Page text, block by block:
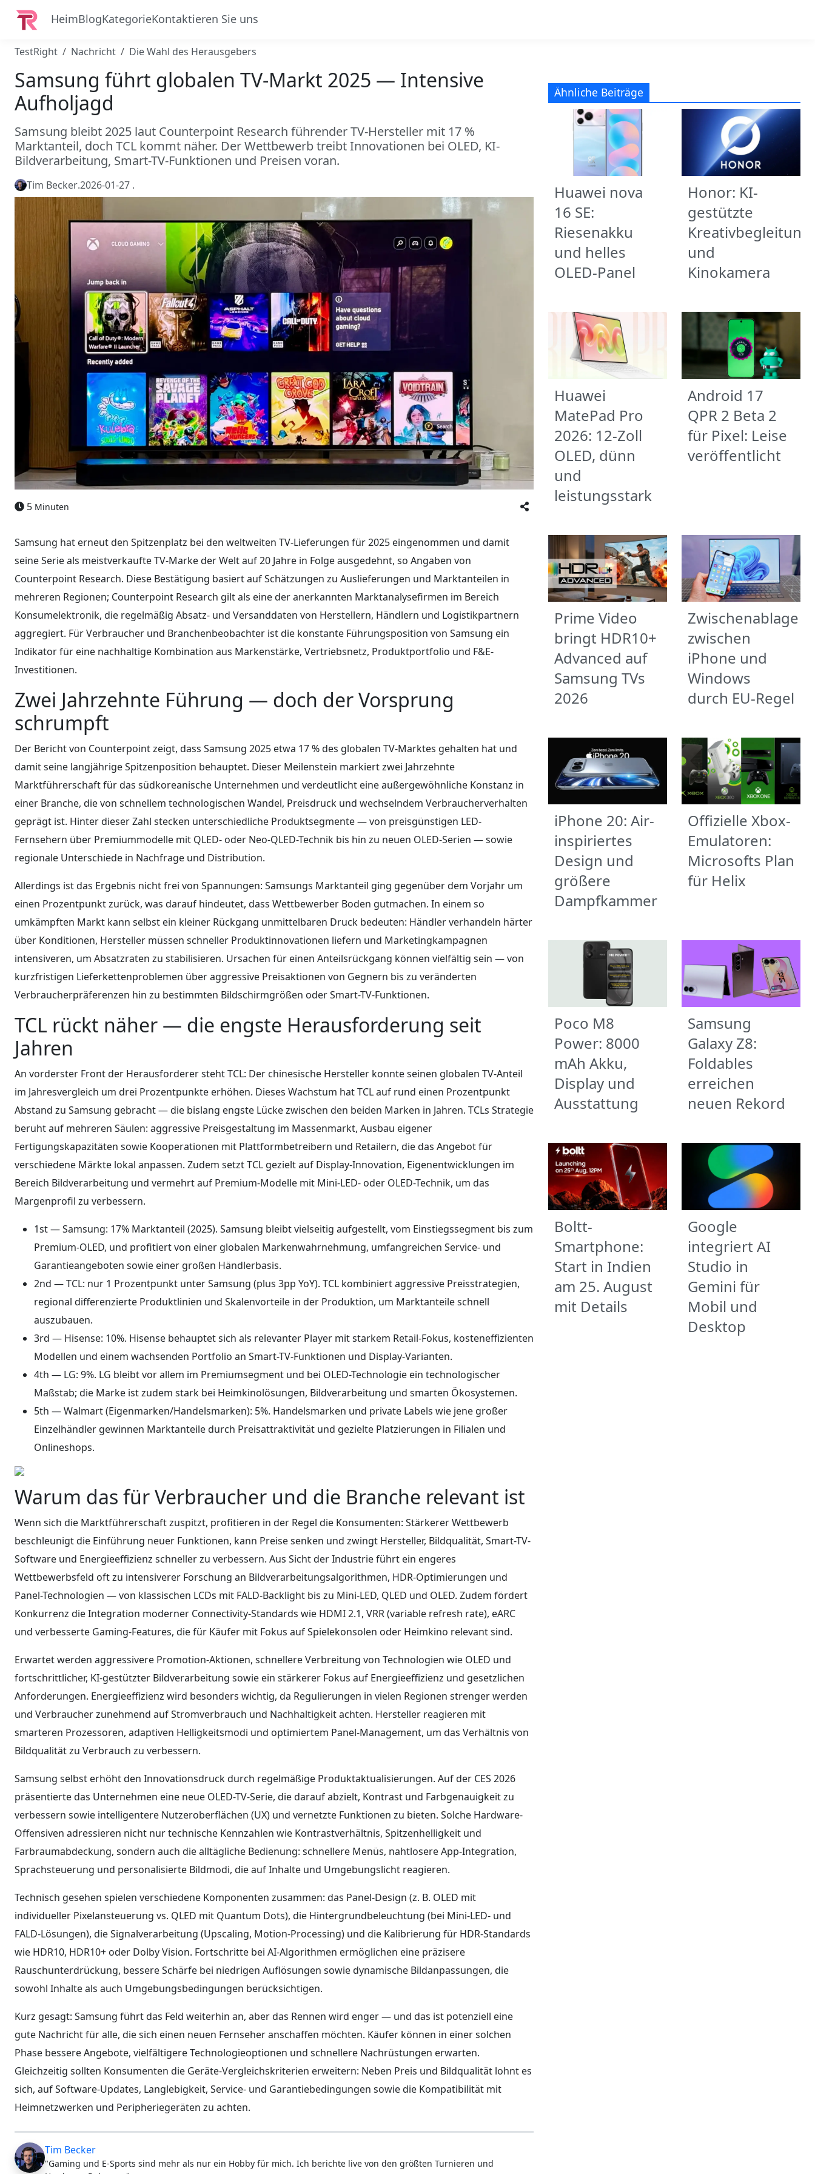
HeimBlogKategorieKontaktieren Sie uns
TestRight Nachricht Die Wahl des Herausgebers
Samsung führt globalen TV-Markt 2025 — Intensive
Aufholjagd
Samsung bleibt 2025 laut Counterpoint Research führender TV-Hersteller mit 17 %
Marktanteil, doch TCL kommt näher. Der Wettbewerb treibt Innovationen bei OLED, KI-
Bildverarbeitung, Smart-TV-Funktionen und Preisen voran.
Tim Becker.2026-01-27 .
5 Minuten
Samsung hat erneut den Spitzenplatz bei den weltweiten TV-Lieferungen für 2025 eingenommen und damit
seine Serie als meistverkaufte TV-Marke der Welt auf 20 Jahre in Folge ausgedehnt, so Angaben von
Counterpoint Research. Diese Bestätigung basiert auf Schätzungen zu Auslieferungen und Marktanteilen in
mehreren Regionen; Counterpoint Research gilt als eine der anerkannten Marktanalysefirmen im Bereich
Konsumelektronik, die regelmäßig Absatz- und Versanddaten von Herstellern, Händlern und Logistikpartnern
aggregiert. Für Verbraucher und Branchenbeobachter ist die konstante Führungsposition von Samsung ein
Indikator für eine nachhaltige Kombination aus Markenstärke, Vertriebsnetz, Produktportfolio und F&E-
Investitionen.
Zwei Jahrzehnte Führung — doch der Vorsprung
schrumpft
Der Bericht von Counterpoint zeigt, dass Samsung 2025 etwa 17 % des globalen TV-Marktes gehalten hat und
damit seine langjährige Spitzenposition behauptet. Dieser Meilenstein markiert zwei Jahrzehnte
Marktführerschaft für das südkoreanische Unternehmen und verdeutlicht eine außergewöhnliche Konstanz in
einer Branche, die von schnellem technologischen Wandel, Preisdruck und wechselndem Verbraucherverhalten
geprägt ist. Hinter dieser Zahl stecken unterschiedliche Produktsegmente — von preisgünstigen LED-
Fernsehern über Premiummodelle mit QLED- oder Neo-QLED-Technik bis hin zu neuen OLED-Serien — sowie
regionale Unterschiede in Nachfrage und Distribution.
Allerdings ist das Ergebnis nicht frei von Spannungen: Samsungs Marktanteil ging gegenüber dem Vorjahr um
einen Prozentpunkt zurück, was darauf hindeutet, dass Wettbewerber Boden gutmachen. In einem so
umkämpften Markt kann selbst ein kleiner Rückgang unmittelbaren Druck bedeuten: Händler verhandeln härter
über Konditionen, Hersteller müssen schneller Produktinnovationen liefern und Marketingkampagnen
intensiveren, um Absatzraten zu stabilisieren. Ursachen für einen Anteilsrückgang können vielfältig sein — von
kurzfristigen Lieferkettenproblemen über aggressive Preisaktionen von Gegnern bis zu veränderten
Verbraucherpräferenzen hin zu bestimmten Bildschirmgrößen oder Smart-TV-Funktionen.
TCL rückt näher — die engste Herausforderung seit
Jahren
An vorderster Front der Herausforderer steht TCL: Der chinesische Hersteller konnte seinen globalen TV-Anteil
im Jahresvergleich um drei Prozentpunkte erhöhen. Dieses Wachstum hat TCL auf rund einen Prozentpunkt
Abstand zu Samsung gebracht — die bislang engste Lücke zwischen den beiden Marken in Jahren. TCLs Strategie
beruht auf mehreren Säulen: aggressive Preisgestaltung im Massenmarkt, Ausbau eigener
Fertigungskapazitäten sowie Kooperationen mit Plattformbetreibern und Retailern, die das Angebot für
verschiedene Märkte lokal anpassen. Zudem setzt TCL gezielt auf Display-Innovation, Eigenentwicklungen im
Bereich Bildverarbeitung und vermehrt auf Premium-Modelle mit Mini-LED- oder OLED-Technik, um das
Margenprofil zu verbessern.
1st — Samsung: 17% Marktanteil (2025). Samsung bleibt vielseitig aufgestellt, vom Einstiegssegment bis zum
Premium-OLED, und profitiert von einer globalen Markenwahrnehmung, umfangreichen Service- und
Garantieangeboten sowie einer großen Händlerbasis.
2nd — TCL: nur 1 Prozentpunkt unter Samsung (plus 3pp YoY). TCL kombiniert aggressive Preisstrategien,
regional differenzierte Produktlinien und Skalenvorteile in der Produktion, um Marktanteile schnell
auszubauen.
3rd — Hisense: 10%. Hisense behauptet sich als relevanter Player mit starkem Retail-Fokus, kosteneffizienten
Modellen und einem wachsenden Portfolio an Smart-TV-Funktionen und Display-Varianten.
4th — LG: 9%. LG bleibt vor allem im Premiumsegment und bei OLED-Technologie ein technologischer
Maßstab; die Marke ist zudem stark bei Heimkinolösungen, Bildverarbeitung und smarten Ökosystemen.
5th — Walmart (Eigenmarken/Handelsmarken): 5%. Handelsmarken und private Labels wie jene großer
Einzelhändler gewinnen Marktanteile durch Preisattraktivität und gezielte Platzierungen in Filialen und
Onlineshops.
Warum das für Verbraucher und die Branche relevant ist
Wenn sich die Marktführerschaft zuspitzt, profitieren in der Regel die Konsumenten: Stärkerer Wettbewerb
beschleunigt die Einführung neuer Funktionen, kann Preise senken und zwingt Hersteller, Bildqualität, Smart-TV-
Software und Energieeffizienz schneller zu verbessern. Aus Sicht der Industrie führt ein engeres
Wettbewerbsfeld oft zu intensiverer Forschung an Bildverarbeitungsalgorithmen, HDR-Optimierungen und
Panel-Technologien — von klassischen LCDs mit FALD-Backlight bis zu Mini-LED, QLED und OLED. Zudem fördert
Konkurrenz die Integration moderner Connectivity-Standards wie HDMI 2.1, VRR (variable refresh rate), eARC
und verbesserte Gaming-Features, die für Käufer mit Fokus auf Spielekonsolen oder Heimkino relevant sind.
Erwartet werden aggressivere Promotion-Aktionen, schnellere Verbreitung von Technologien wie OLED und
fortschrittlicher, KI-gestützter Bildverarbeitung sowie ein stärkerer Fokus auf Energieeffizienz und gesetzlichen
Anforderungen. Energieeffizienz wird besonders wichtig, da Regulierungen in vielen Regionen strenger werden
und Verbraucher zunehmend auf Stromverbrauch und Nachhaltigkeit achten. Hersteller reagieren mit
smarteren Prozessoren, adaptiven Helligkeitsmodi und optimiertem Panel-Management, um das Verhältnis von
Bildqualität zu Verbrauch zu verbessern.
Samsung selbst erhöht den Innovationsdruck durch regelmäßige Produktaktualisierungen. Auf der CES 2026
präsentierte das Unternehmen eine neue OLED-TV-Serie, die darauf abzielt, Kontrast und Farbgenauigkeit zu
verbessern sowie intelligentere Nutzeroberflächen (UX) und vernetzte Funktionen zu bieten. Solche Hardware-
Offensiven adressieren nicht nur technische Kennzahlen wie Kontrastverhältnis, Spitzenhelligkeit und
Farbraumabdeckung, sondern auch die alltägliche Bedienung: schnellere Menüs, nahtlosere App-Integration,
Sprachsteuerung und personalisierte Bildmodi, die auf Inhalte und Umgebungslicht reagieren.
Technisch gesehen spielen verschiedene Komponenten zusammen: das Panel-Design (z. B. OLED mit
individueller Pixelansteuerung vs. QLED mit Quantum Dots), die Hintergrundbeleuchtung (bei Mini-LED- und
FALD-Lösungen), die Signalverarbeitung (Upscaling, Motion-Processing) und die Kalibrierung für HDR-Standards
wie HDR10, HDR10+ oder Dolby Vision. Fortschritte bei AI-Algorithmen ermöglichen eine präzisere
Rauschunterdrückung, bessere Schärfe bei niedrigen Auflösungen sowie dynamische Bildanpassungen, die
sowohl Inhalte als auch Umgebungsbedingungen berücksichtigen.
Kurz gesagt: Samsung führt das Feld weiterhin an, aber das Rennen wird enger — und das ist potenziell eine
gute Nachricht für alle, die sich einen neuen Fernseher anschaffen möchten. Käufer können in einer solchen
Phase bessere Angebote, vielfältigere Technologieoptionen und schnellere Nachrüstungen erwarten.
Gleichzeitig sollten Konsumenten die Geräte-Vergleichskriterien erweitern: Neben Preis und Bildqualität lohnt es
sich, auf Software-Updates, Langlebigkeit, Service- und Garantiebedingungen sowie die Kompatibilität mit
Heimnetzwerken und Peripheriegeräten zu achten.
Tim Becker
"Gaming und E-Sports sind mehr als nur ein Hobby für mich. Ich berichte live von den größten Turnieren und
Ähnliche Beiträge
Huawei nova
16 SE:
Riesenakku
und helles
OLED-Panel
Honor: KI-
gestützte
Kreativbegleitung
und
Kinokamera
Huawei
MatePad Pro
2026: 12-Zoll
OLED, dünn
und
leistungsstark
Android 17
QPR 2 Beta 2
für Pixel: Leise
veröffentlicht
Prime Video
bringt HDR10+
Advanced auf
Samsung TVs
2026
Zwischenablage
zwischen
iPhone und
Windows
durch EU-Regel
iPhone 20: Air-
inspiriertes
Design und
größere
Dampfkammer
Offizielle Xbox-
Emulatoren:
Microsofts Plan
für Helix
Poco M8
Power: 8000
mAh Akku,
Display und
Ausstattung
Samsung
Galaxy Z8:
Foldables
erreichen
neuen Rekord
Boltt-
Smartphone:
Start in Indien
am 25. August
mit Details
Google
integriert AI
Studio in
Gemini für
Mobil und
Desktop